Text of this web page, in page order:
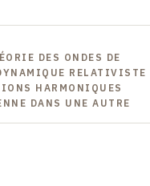
DES ONDES DE
RELATIVISTE |
HARMONIQUES
DANS UNE AUTRE